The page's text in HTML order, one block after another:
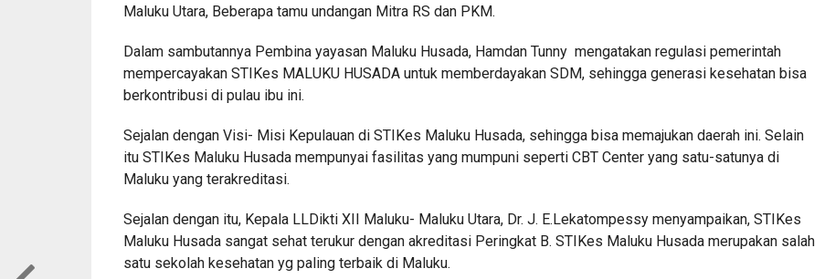
Maluku Utara, Beberapa tamu undangan Mitra RS dan PKM.
Dalam sambutannya Pembina yayasan Maluku Husada, Hamdan Tunny mengatakan regulasi pemerintah
mempercayakan STIKes MALUKU HUSADA untuk memberdayakan SDM, sehingga generasi kesehatan bisa
berkontribusi di pulau ibu ini.
Sejalan dengan Visi- Misi Kepulauan di STIKes Maluku Husada, sehingga bisa memajukan daerah ini. Selain
itu STIKes Maluku Husada mempunyai fasilitas yang mumpuni seperti CBT Center yang satu-satunya di
Maluku yang terakreditasi.
Sejalan dengan itu, Kepala LLDikti XII Maluku- Maluku Utara, Dr. J. E.Lekatompessy menyampaikan, STIKes
Maluku Husada sangat sehat terukur dengan akreditasi Peringkat B. STIKes Maluku Husada merupakan salah
satu sekolah kesehatan yg paling terbaik di Maluku.